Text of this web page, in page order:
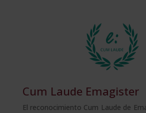
Cum Laude Emagister
El reconocimiento Cum Laude de